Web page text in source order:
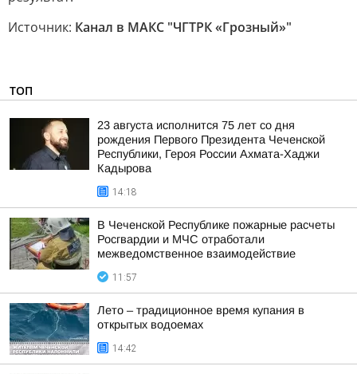
Источник: Канал в МАКС "ЧГТРК «Грозный»"
ТОП
23 августа исполнится 75 лет со дня
рождения Первого Президента Чеченской
Республики, Героя России Ахмата-Хаджи
Кадырова
14:18
В Чеченской Республике пожарные расчеты
Росгвардии и МЧС отработали
межведомственное взаимодействие
11:57
Лето – традиционное время купания в
открытых водоемах
14:42